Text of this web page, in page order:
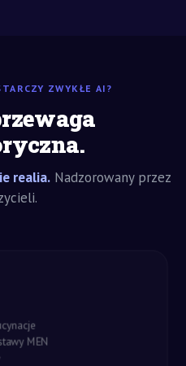
ZWYKŁE AI?
realia.Nadzorowany przez
MEN